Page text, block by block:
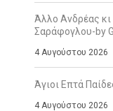
Άλλο Ανδρέας
Σαράφογλου-by
4 Αυγούστου 2026
Άγιοι Επτά
4 Αυγούστου 2026